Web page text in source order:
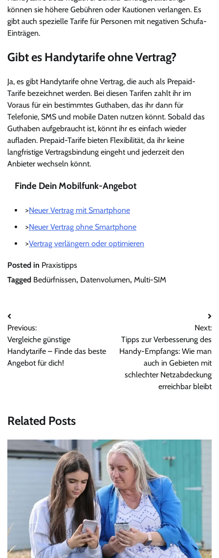
können sie höhere Gebühren oder Kautionen verlangen. Es
gibt auch spezielle Tarife für Personen mit negativen Schufa-
Einträgen.
Gibt es Handytarife ohne Vertrag?
Ja, es gibt Handytarife ohne Vertrag, die auch als Prepaid-
Tarife bezeichnet werden. Bei diesen Tarifen zahlt ihr im
Voraus für ein bestimmtes Guthaben, das ihr dann für
Telefonie, SMS und mobile Daten nutzen könnt. Sobald das
Guthaben aufgebraucht ist, könnt ihr es einfach wieder
aufladen. Prepaid-Tarife bieten Flexibilität, da ihr keine
langfristige Vertragsbindung eingeht und jederzeit den
Anbieter wechseln könnt.
Finde Dein Mobilfunk-Angebot
>Neuer Vertrag mit Smartphone
>Neuer Vertrag ohne Smartphone
>Vertrag verlängern oder optimieren
Posted in Praxistipps
Tagged Bedürfnissen, Datenvolumen, Multi-SIM
Beitragsnavigation
Previous:
Vergleiche günstige
Handytarife – Finde das beste
Angebot für dich!
Next:
Tipps zur Verbesserung des
Handy-Empfangs: Wie man
auch in Gebieten mit
schlechter Netzabdeckung
erreichbar bleibt
Related Posts